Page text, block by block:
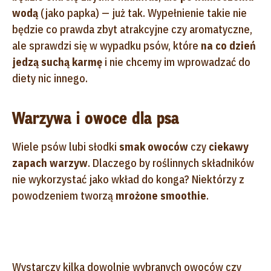
wodą (jako papka) — już tak. Wypełnienie takie nie
będzie co prawda zbyt atrakcyjne czy aromatyczne,
ale sprawdzi się w wypadku psów, które na co dzień
jedzą suchą karmę i nie chcemy im wprowadzać do
diety nic innego.
Warzywa i owoce dla psa
Wiele psów lubi słodki smak owoców czy ciekawy
zapach warzyw. Dlaczego by roślinnych składników
nie wykorzystać jako wkład do konga? Niektórzy z
powodzeniem tworzą mrożone smoothie.
Wystarczy kilka dowolnie wybranych owoców czy